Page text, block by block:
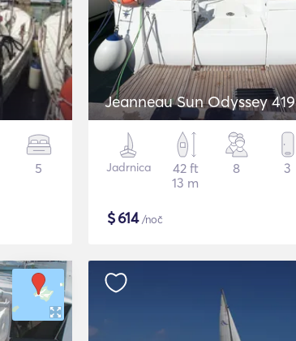
5
Jeanneau Sun Odyssey 419
Jadrnica
42 ft
13 m
8 3
$614/noč